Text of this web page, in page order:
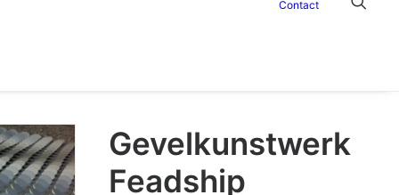
Contact
Gevelkunstwerk
Feadship